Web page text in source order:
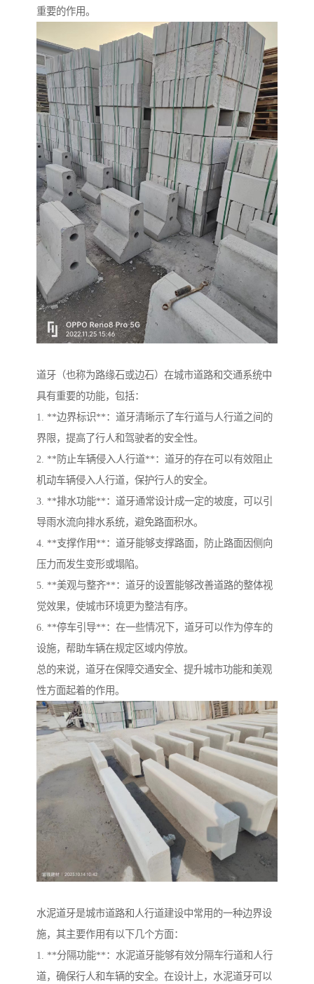
重要的作用。
道牙（也称为路缘石或边石）在城市道路和交通系统中
具有重要的功能，包括：
1. **边界标识**：道牙清晰示了车行道与人行道之间的
界限，提高了行人和驾驶者的安全性。
2. **防止车辆侵入人行道**：道牙的存在可以有效阻止
机动车辆侵入人行道，保护行人的安全。
3. **排水功能**：道牙通常设计成一定的坡度，可以引
导雨水流向排水系统，避免路面积水。
4. **支撑作用**：道牙能够支撑路面，防止路面因侧向
压力而发生变形或塌陷。
5. **美观与整齐**：道牙的设置能够改善道路的整体视
觉效果，使城市环境更为整洁有序。
6. **停车引导**：在一些情况下，道牙可以作为停车的
设施，帮助车辆在规定区域内停放。
总的来说，道牙在保障交通安全、提升城市功能和美观
性方面起着的作用。
水泥道牙是城市道路和人行道建设中常用的一种边界设
施，其主要作用有以下几个方面：
1. **分隔功能**：水泥道牙能够有效分隔车行道和人行
道，确保行人和车辆的安全。在设计上，水泥道牙可以